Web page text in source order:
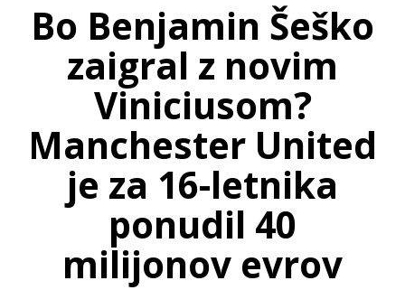
Bo Benjamin Šeško
zaigral z novim
Viniciusom?
Manchester United
je za 16-letnika
ponudil 40
milijonov evrov